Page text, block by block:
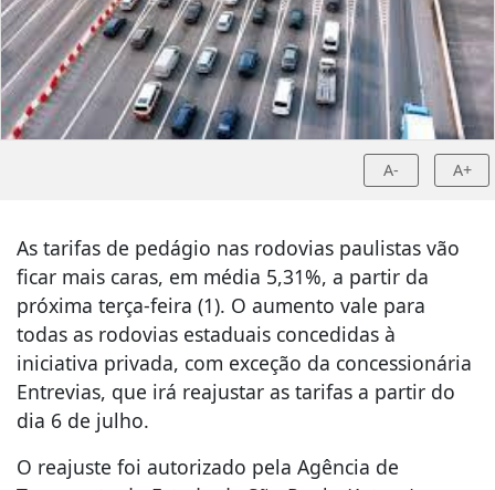
A- A+
As tarifas de pedágio nas rodovias paulistas vão
ficar mais caras, em média 5,31%, a partir da
próxima terça-feira (1). O aumento vale para
todas as rodovias estaduais concedidas à
iniciativa privada, com exceção da concessionária
Entrevias, que irá reajustar as tarifas a partir do
dia 6 de julho.
O reajuste foi autorizado pela Agência de